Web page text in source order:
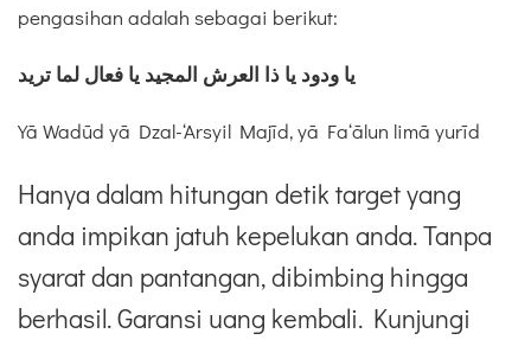
pengasihan adalah sebagai berikut:
يا ودود يا ذا العرش المجيد يا فعال لما تريد
Yā Wadūd yā Dzal-‘Arsyil Majīd, yā Fa‘ālun limā yurīd
Hanya dalam hitungan detik target yang
anda impikan jatuh kepelukan anda. Tanpa
syarat dan pantangan, dibimbing hingga
berhasil. Garansi uang kembali. Kunjungi